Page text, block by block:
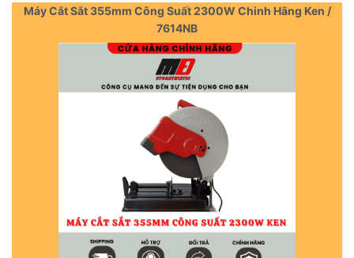
Máy Cắt Sắt 355mm Công Suất 2300W Chinh Hãng Ken /
7614NB